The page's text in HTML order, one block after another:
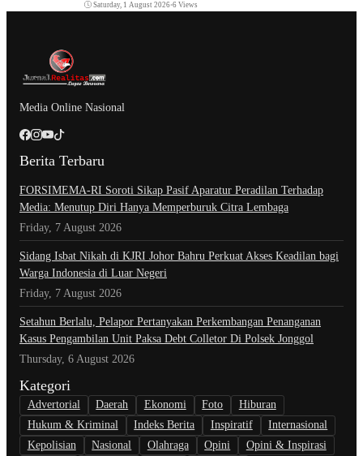
Saturday, 1 August 2026•6 Views
Media Online Nasional
Berita Terbaru
​FORSIMEMA-RI Soroti Sikap Pasif Aparatur Peradilan Terhadap
Media: Menutup Diri Hanya Memperburuk Citra Lembaga
Friday, 7 August 2026
Sidang Isbat Nikah di KJRI Johor Bahru Perkuat Akses Keadilan bagi
Warga Indonesia di Luar Negeri
Friday, 7 August 2026
Setahun Berlalu, Pelapor Pertanyakan Perkembangan Penanganan
Kasus Pengambilan Unit Paksa Debt Colletor Di Polsek Jonggol
Thursday, 6 August 2026
Kategori
Advertorial Daerah Ekonomi Foto
Hiburan
Hukum & Kriminal
Indeks Berita Inspiratif
Internasional
Kepolisian
Nasional Olahraga Opini Opini & Inspirasi